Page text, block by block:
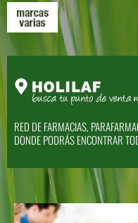
RED DE FARMACIAS,
DONDE PODRÁS ENCONTRAR